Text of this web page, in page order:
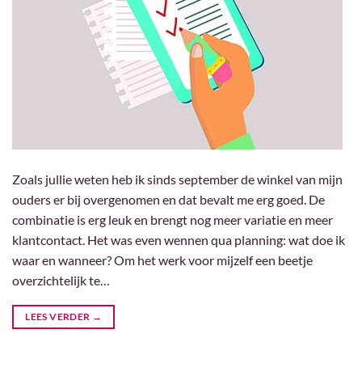
Zoals jullie weten heb ik sinds september de winkel van mijn
ouders er bij overgenomen en dat bevalt me erg goed. De
combinatie is erg leuk en brengt nog meer variatie en meer
klantcontact. Het was even wennen qua planning: wat doe ik
waar en wanneer? Om het werk voor mijzelf een beetje
overzichtelijk te…
LEES VERDER →